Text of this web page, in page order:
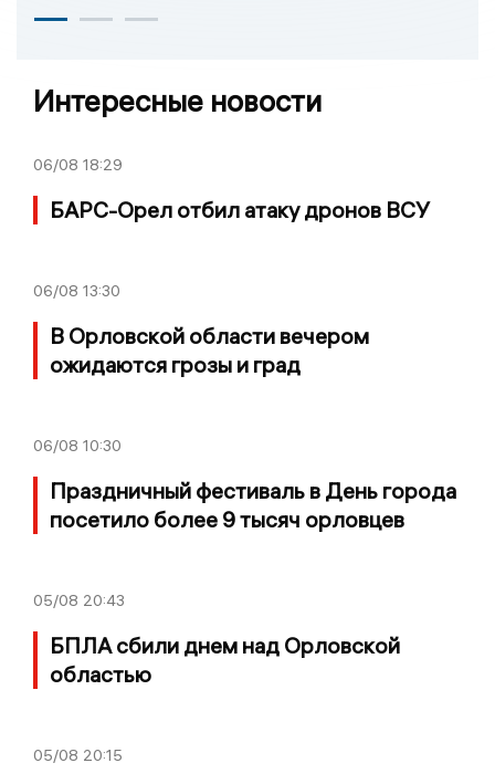
Интересные новости
06/08 18:29
БАРС-Орел отбил атаку дронов ВСУ
06/08 13:30
В Орловской области вечером
ожидаются грозы и град
06/08 10:30
Праздничный фестиваль в День города
посетило более 9 тысяч орловцев
05/08 20:43
БПЛА сбили днем над Орловской
областью
05/08 20:15